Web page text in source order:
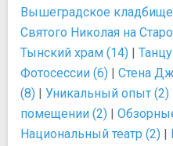
Вышеградское
Святого Николая на
Тынский храм (14) |
Фотосессии (6) | Стена
(8) | Уникальный опыт (2)
помещении (2) |
Национальный театр (2) |